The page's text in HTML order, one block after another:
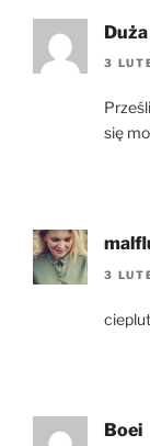
3
się
3
Boei